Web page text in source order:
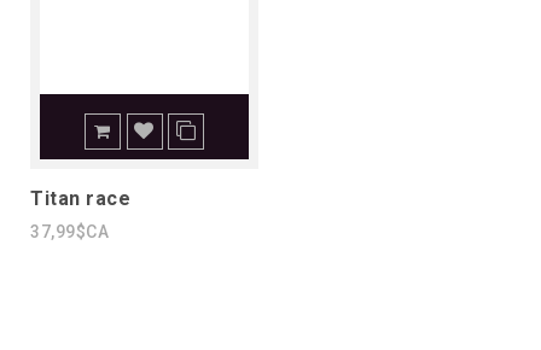
Titan race
37,99$CA